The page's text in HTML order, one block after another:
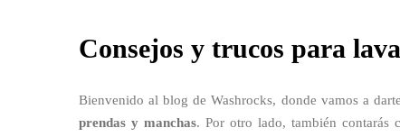
Consejos y trucos para
Bienvenido al blog de Washrocks, donde vamos a
prendas y manchas. Por otro lado, también contarás